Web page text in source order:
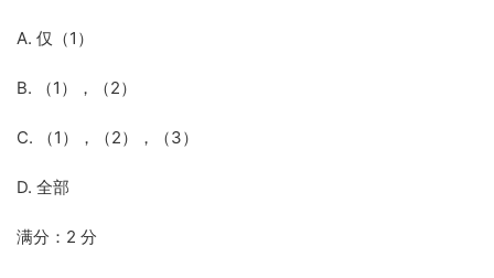
A. 仅（1）
B. （1），（2）
C. （1），（2），（3）
D. 全部
满分：2 分